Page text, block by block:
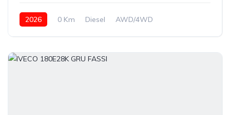
2026 0 Km Diesel AWD/4WD